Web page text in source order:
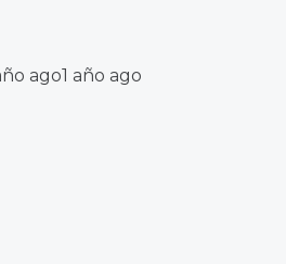
ago1 año ago